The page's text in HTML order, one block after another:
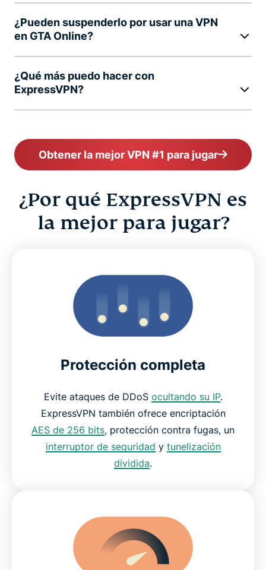
¿Pueden suspenderlo por usar una VPN
en GTA Online?
¿Qué más puedo hacer con
ExpressVPN?
Obtener la mejor VPN #1 para jugar
¿Por qué ExpressVPN es
la mejor para jugar?
Protección completa
Evite ataques de DDoS ocultando su IP.
ExpressVPN también ofrece encriptación
AES de 256 bits, protección contra fugas, un
interruptor de seguridad y tunelización
dividida.